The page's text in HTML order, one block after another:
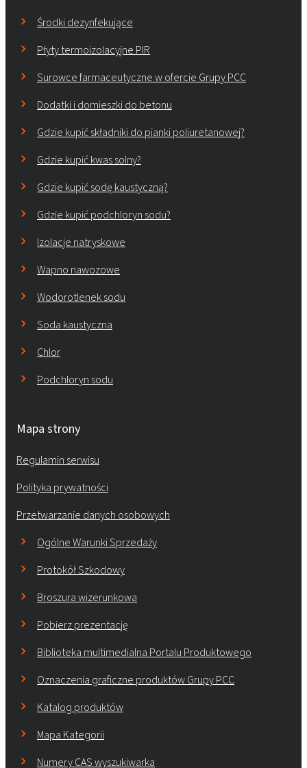
Środki dezynfekujące
Płyty termoizolacyjne PIR
Surowce farmaceutyczne w ofercie Grupy PCC
Dodatki i domieszki do betonu
Gdzie kupić składniki do pianki poliuretanowej?
Gdzie kupić kwas solny?
Gdzie kupić sodę kaustyczną?
Gdzie kupić podchloryn sodu?
Izolacje natryskowe
Wapno nawozowe
Wodorotlenek sodu
Soda kaustyczna
Chlor
Podchloryn sodu
Mapa strony
Regulamin serwisu
Polityka prywatności
Przetwarzanie danych osobowych
Ogólne Warunki Sprzedaży
Protokół Szkodowy
Broszura wizerunkowa
Pobierz prezentację
Biblioteka multimedialna Portalu Produktowego
Oznaczenia graficzne produktów Grupy PCC
Katalog produktów
Mapa Kategorii
Numery CAS wyszukiwarka